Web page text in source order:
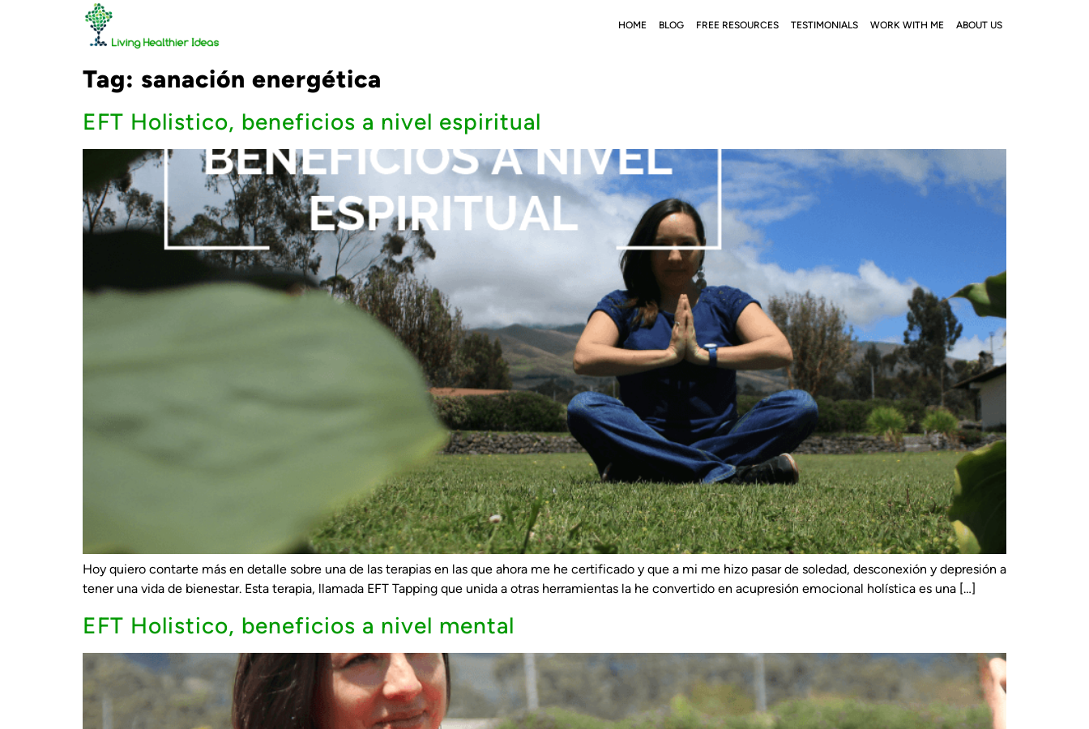
HOME BLOG FREE RESOURCES TESTIMONIALS WORK WITH ME ABOUT US
Tag: sanación energética
EFT Holistico, beneficios a nivel espiritual
Hoy quiero contarte más en detalle sobre una de las terapias en las que ahora me he certificado y que a mi me hizo pasar de soledad, desconexión y depresión a
tener una vida de bienestar. Esta terapia, llamada EFT Tapping que unida a otras herramientas la he convertido en acupresión emocional holística es una […]
EFT Holistico, beneficios a nivel mental